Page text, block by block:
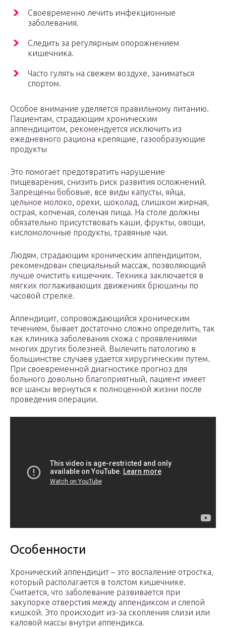
Своевременно лечить инфекционные
заболевания.
Следить за регулярным опорожнением
кишечника.
Часто гулять на свежем воздухе, заниматься
спортом.
Особое внимание уделяется правильному питанию.
Пациентам, страдающим хроническим
аппендицитом, рекомендуется исключить из
ежедневного рациона крепящие, газообразующие
продукты
Это помогает предотвратить нарушение
пищеварения, снизить риск развития осложнений.
Запрещены бобовые, все виды капусты, яйца,
цельное молоко, орехи, шоколад, слишком жирная,
острая, копченая, соленая пища. На столе должны
обязательно присутствовать каши, фрукты, овощи,
кисломолочные продукты, травяные чаи.
Людям, страдающим хроническим аппендицитом,
рекомендован специальный массаж, позволяющий
лучше очистить кишечник. Техника заключается в
мягких поглаживающих движениях брюшины по
часовой стрелке.
Аппендицит, сопровождающийся хроническим
течением, бывает достаточно сложно определить, так
как клиника заболевания схожа с проявлениями
многих других болезней. Вылечить патологию в
большинстве случаев удается хирургическим путем.
При своевременной диагностике прогноз для
больного довольно благоприятный, пациент имеет
все шансы вернуться к полноценной жизни после
проведения операции.
Особенности
Хронический аппендицит – это воспаление отростка,
который располагается в толстом кишечнике.
Считается, что заболевание развивается при
закупорке отверстия между аппендиксом и слепой
кишкой. Это происходит из-за скопления слизи или
каловой массы внутри аппендикса.